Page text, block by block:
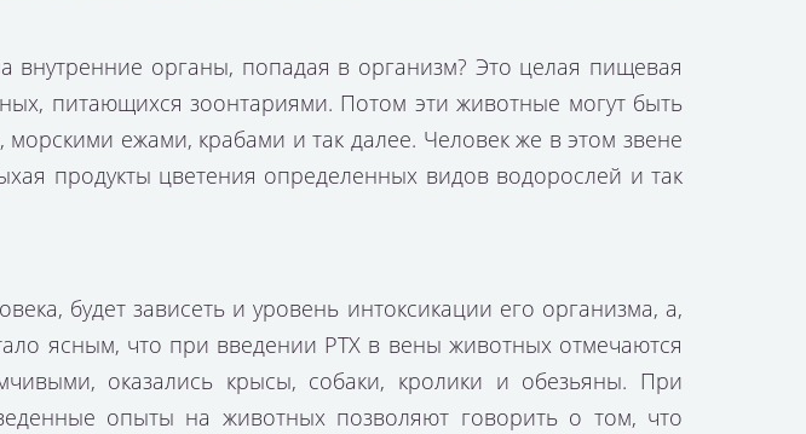
внутренние органы, попадая в организм? Это целая пищевая
питающихся зоонтариями. Потом эти животные могут быть
ежами, крабами и так далее. Человек же в этом звене
продукты цветения определенных видов водорослей и так
будет зависеть и уровень интоксикации его организма, а,
ясным, что при введении РТХ в вены животных отмечаются
оказались крысы, собаки, кролики и обезьяны. При
опыты на животных позволяют говорить о том, что